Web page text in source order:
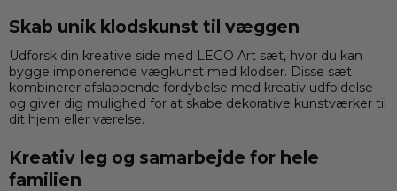
Skab unik klodskunst til væggen
Udforsk din kreative side med LEGO Art sæt, hvor du kan
bygge imponerende vægkunst med klodser. Disse sæt
kombinerer afslappende fordybelse med kreativ udfoldelse
og giver dig mulighed for at skabe dekorative kunstværker til
dit hjem eller værelse.
Kreativ leg og samarbejde for hele
familien